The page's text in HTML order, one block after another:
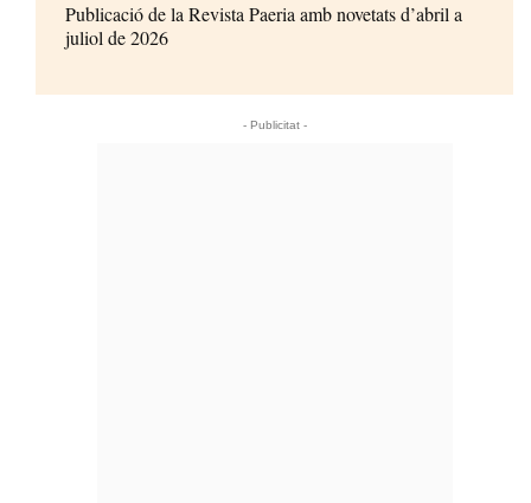
Publicació de la Revista Paeria amb novetats d’abril a
juliol de 2026
- Publicitat -